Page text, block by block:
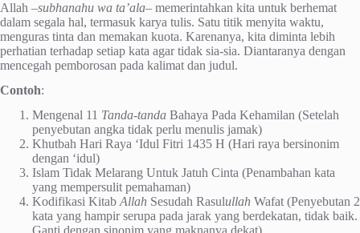
Allah –subhanahu wa ta’ala– memerintahkan kita untuk berhemat
dalam segala hal, termasuk karya tulis. Satu titik menyita waktu,
menguras tinta dan memakan kuota. Karenanya, kita diminta lebih
perhatian terhadap setiap kata agar tidak sia-sia. Diantaranya dengan
mencegah pemborosan pada kalimat dan judul.
Contoh:
Mengenal 11 Tanda-tanda Bahaya Pada Kehamilan (Setelah
penyebutan angka tidak perlu menulis jamak)
Khutbah Hari Raya ‘Idul Fitri 1435 H (Hari raya bersinonim
dengan ‘idul)
Islam Tidak Melarang Untuk Jatuh Cinta (Penambahan kata
yang mempersulit pemahaman)
Kodifikasi Kitab Allah Sesudah Rasulullah Wafat (Penyebutan 2
kata yang hampir serupa pada jarak yang berdekatan, tidak baik.
Ganti dengan sinonim yang maknanya dekat)